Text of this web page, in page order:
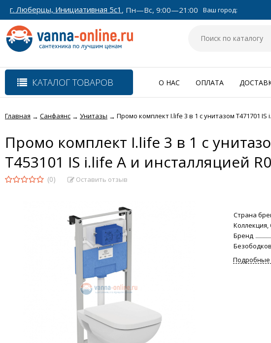
г. Люберцы, Инициативная 5с1 , Пн—Вс, 9:00—21:00 Ваш город:
КАТАЛОГ ТОВАРОВ О НАС ОПЛАТА
Главная → Санфаянс → Унитазы → Промо комплект I.life 3 в 1 с унитазом T471701 IS
Промо комплект I.life 3 в 1 с
T453101 IS i.life A и инсталляцией
(0) Оставить отзыв
Страна
Коллекция,
Бренд
Подробные